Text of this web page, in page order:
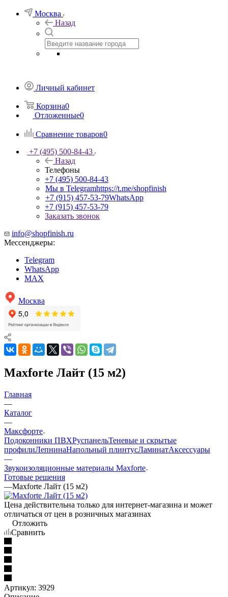
Москва
Назад
Личный кабинет
Корзина0
Отложенные0
Сравнение товаров0
+7 (495) 500-84-43
Назад
Телефоны
+7 (495) 500-84-43
Мы в Telegramhttps://t.me/shopfinish
+7 (915) 457-53-79WhatsApp
+7 (915) 457-53-79
Заказать звонок
info@shopfinish.ru
Мессенджеры:
Telegram
WhatsApp
MAX
Москва
Maxforte Лайт (15 м2)
Главная
—
Каталог
—
Максфорте
Подоконники ПВХРуспанельТеневые и скрытые
профилиЛепнинаНапольный плинтусЛаминатАксессуары
—
Звукоизоляционные материалы Maxforte
Готовые решения
—Maxforte Лайт (15 м2)
Цена действительна только для интернет-магазина и может
отличаться от цен в розничных магазинах
Отложить
Сравнить
Артикул: 3929